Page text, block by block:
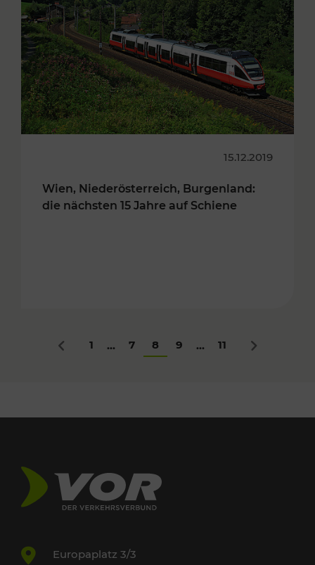
15.12.2019
Wien, Niederösterreich, Burgenland:
die nächsten 15 Jahre auf Schiene
Zurück
1 ... 7 8 9 ... 11 Nächstes
Europaplatz 3/3